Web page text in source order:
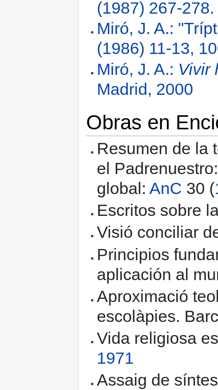
(1987) 267-278.
Miró, J. A.:
(1986) 11-13,
Miró, J. A.: Vivir
Madrid, 2000
Obras en
Resumen de la
el
global:AnC 30 (
Escritos sobre
Visió conciliar
Principios
aplicación al
Aproximació
escolàpies.
Vida religiosa
1971
Assaig de